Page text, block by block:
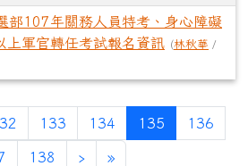
部107年關務人員特考、身心障礙
上軍官轉任考試報名資訊 (林秋華 /
133 134 135(目前頁次)
136
138 ›下一頁
»最後頁